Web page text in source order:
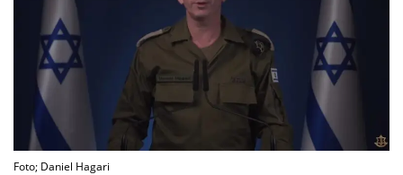
Foto; Daniel Hagari